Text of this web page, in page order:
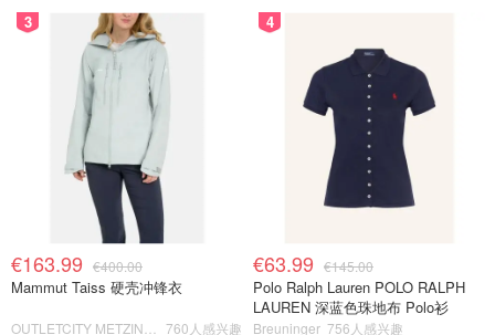
3
€163.99 €400.00
Mammut Taiss 硬壳冲锋衣
760人感兴趣
4
€63.99 €145.00
Polo Ralph Lauren POLO RALPH
LAUREN 深蓝色珠地布 Polo衫
Breuninger 756人感兴趣